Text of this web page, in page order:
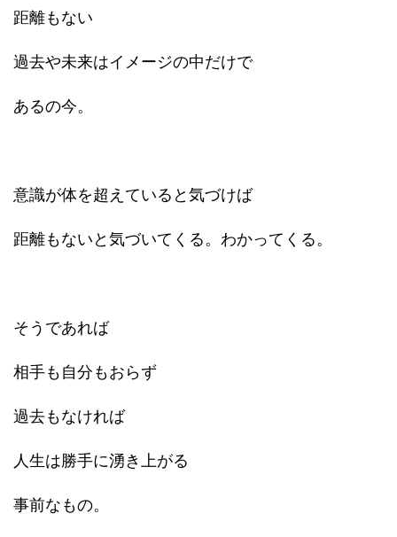
距離もない
過去や未来はイメージの中だけで
あるの今。
意識が体を超えていると気づけば
距離もないと気づいてくる。わかってくる。
そうであれば
相手も自分もおらず
過去もなければ
人生は勝手に湧き上がる
事前なもの。